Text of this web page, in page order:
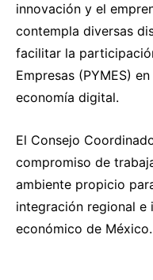
innovación y el
contempla diversas
facilitar la
Empresas (PYMES)
economía digital.
El Consejo
compromiso de
ambiente propicio
integración regional e
económico de México.